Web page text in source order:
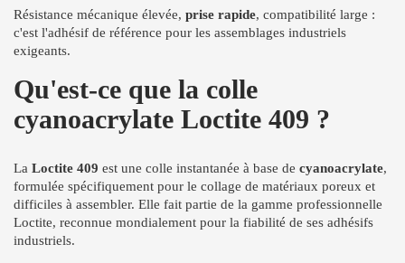
Résistance mécanique élevée, prise rapide, compatibilité large :
c'est l'adhésif de référence pour les assemblages industriels
exigeants.
Qu'est-ce que la colle
cyanoacrylate Loctite 409 ?
La Loctite 409 est une colle instantanée à base de cyanoacrylate,
formulée spécifiquement pour le collage de matériaux poreux et
difficiles à assembler. Elle fait partie de la gamme professionnelle
Loctite, reconnue mondialement pour la fiabilité de ses adhésifs
industriels.